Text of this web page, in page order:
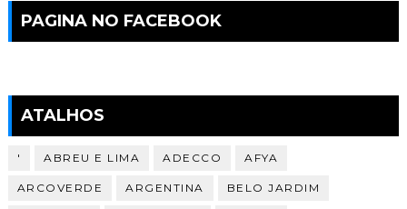
PAGINA NO FACEBOOK
ATALHOS
' ABREU E LIMA ADECCO AFYA
ARCOVERDE ARGENTINA BELO JARDIM